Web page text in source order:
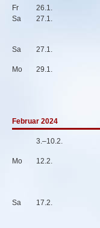
Fr
Sa
26.1.
27.1.
Sa 27.1.
Mo 29.1.
Februar 2024
3.–10.2.
Mo 12.2.
Sa 17.2.